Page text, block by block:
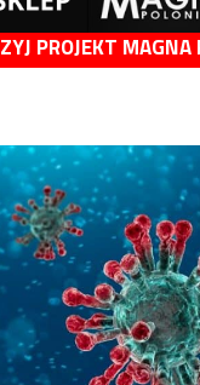
PROJEKT MAGNA